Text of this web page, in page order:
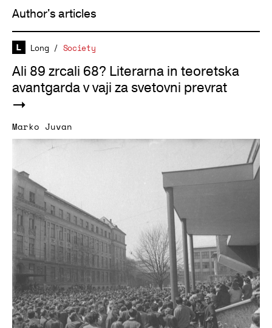
Author's articles
Long / Society
Ali 89 zrcali 68? Literarna in teoretska
avantgarda v vaji za svetovni prevrat
Marko Juvan